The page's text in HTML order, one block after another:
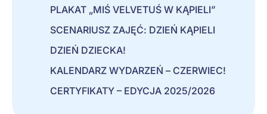
PLAKAT „MIŚ VELVETUŚ W KĄPIELI”
SCENARIUSZ ZAJĘĆ: DZIEŃ KĄPIELI
DZIEŃ DZIECKA!
KALENDARZ WYDARZEŃ – CZERWIEC!
CERTYFIKATY – EDYCJA 2025/2026